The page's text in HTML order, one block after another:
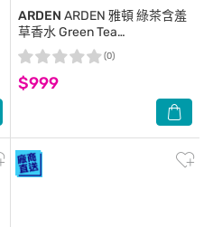
ARDEN ARDEN 雅頓 綠茶含羞
草香水 Green Tea
Mimosa(100ml)X2-國際航空版
$999
(0)